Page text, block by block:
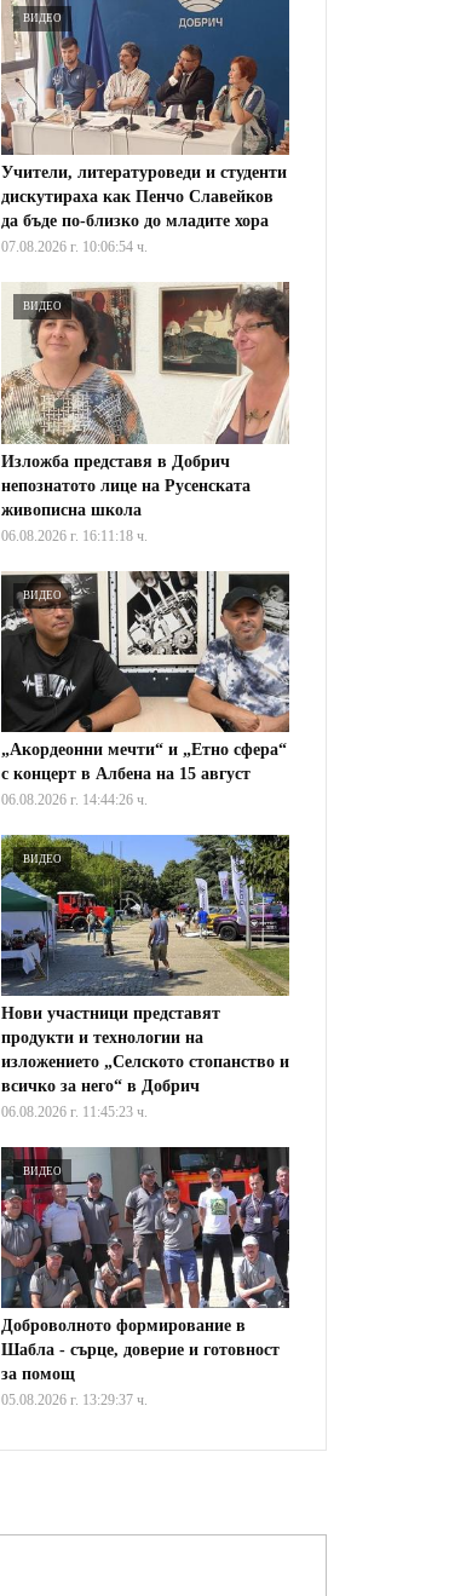
ВИДЕО
Учители, литературоведи и студенти
дискутираха как Пенчо Славейков
да бъде по-близко до младите хора
07.08.2026 г. 10:06:54 ч.
ВИДЕО
Изложба представя в Добрич
непознатото лице на Русенската
живописна школа
06.08.2026 г. 16:11:18 ч.
ВИДЕО
„Акордеонни мечти“ и „Етно сфера“
с концерт в Албена на 15 август
06.08.2026 г. 14:44:26 ч.
ВИДЕО
Нови участници представят
продукти и технологии на
изложението „Селското стопанство и
всичко за него“ в Добрич
06.08.2026 г. 11:45:23 ч.
ВИДЕО
Доброволното формирование в
Шабла - сърце, доверие и готовност
за помощ
05.08.2026 г. 13:29:37 ч.